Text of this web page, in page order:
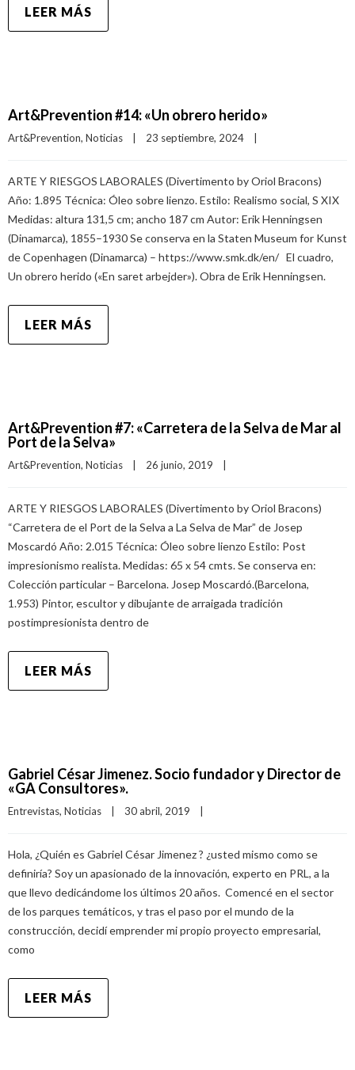
LEER MÁS
Art&Prevention #14: «Un obrero herido»
Art&Prevention, Noticias 23 septiembre, 2024
ARTE Y RIESGOS LABORALES (Divertimento by Oriol Bracons)
Año: 1.895 Técnica: Óleo sobre lienzo. Estilo: Realismo social, S XIX
Medidas: altura 131,5 cm; ancho 187 cm Autor: Erik Henningsen
(Dinamarca), 1855–1930 Se conserva en la Staten Museum for Kunst
de Copenhagen (Dinamarca) – https://www.smk.dk/en/ El cuadro,
Un obrero herido («En saret arbejder»). Obra de Erik Henningsen.
LEER MÁS
Art&Prevention #7: «Carretera de la Selva de Mar al
Port de la Selva»
Art&Prevention, Noticias 26 junio, 2019
ARTE Y RIESGOS LABORALES (Divertimento by Oriol Bracons)
“Carretera de el Port de la Selva a La Selva de Mar” de Josep
Moscardó Año: 2.015 Técnica: Óleo sobre lienzo Estilo: Post
impresionismo realista. Medidas: 65 x 54 cmts. Se conserva en:
Colección particular – Barcelona. Josep Moscardó.(Barcelona,
1.953) Pintor, escultor y dibujante de arraigada tradición
postimpresionista dentro de
LEER MÁS
Gabriel César Jimenez. Socio fundador y Director de
«GA Consultores».
Entrevistas, Noticias 30 abril, 2019
Hola, ¿Quién es Gabriel César Jimenez ? ¿usted mismo como se
definiría? Soy un apasionado de la innovación, experto en PRL, a la
que llevo dedicándome los últimos 20 años. Comencé en el sector
de los parques temáticos, y tras el paso por el mundo de la
construcción, decidí emprender mi propio proyecto empresarial,
como
LEER MÁS